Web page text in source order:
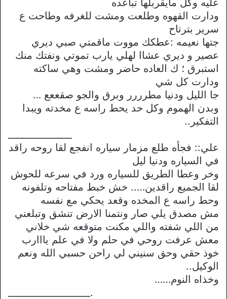
عليه وكل مايقربلها تباعده
ودارت القهوه وطلعت ومشت للغرفه وطاحت ع
سرير بترتاح
جتها نعيمه :عطكك مووت ماقمتي صبي ديري
عصير و ديري عشاا لهلي يارب تموتي ونفتك منك
استبرق ؛ ك العاده حاضر ومشت وهي ساكته
ودارت كل شي
جا الليل ودنيا مطرررر وبرق والجو صقععع …
وبدن الهموم وكل حد يحط راسه ع مخدته ويبدا
التفكير..
علي:: فجأه طلع مزمار سياره انفجع لقا روحه راقد
في السياره ودنيا ليل
وخر وعطا الطريق للسياره ورد في سرعه للحوش
لقا الجميع راقدين….. خش خبط مفتاحه وتلفونه
وحط راسه ع المخده وقعد يحكي مع نفسه
مش مصدق يلي صار ونتمنا الارض تنشق وتبلعني
من اللي شفته واللي مكنت متوقعه شي خلاني
معش عرفت روحي في حلم ولا في علم يااارب
خوذ حقي وحق سنيني لي راحن حسبي الله ونعم
الوكيل..
وخذاه النوم……
__________________.